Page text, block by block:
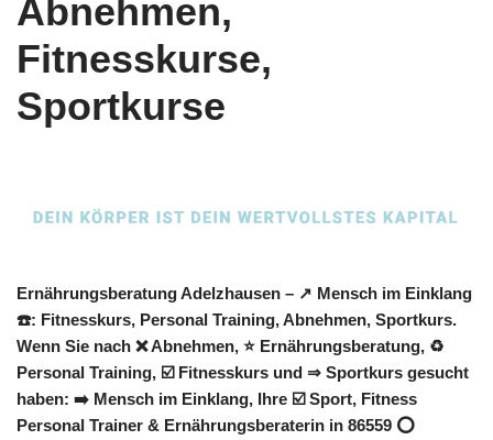
Abnehmen,
Fitnesskurse,
Sportkurse
Ernährungsberatung Adelzhausen – ↗️ Mensch im Einklang
☎️: Fitnesskurs, Personal Training, Abnehmen, Sportkurs.
Wenn Sie nach ❌ Abnehmen, ⭐ Ernährungsberatung, ♻
Personal Training, ☑️ Fitnesskurs und ⇒ Sportkurs gesucht
haben: ➡️ Mensch im Einklang, Ihre ☑️ Sport, Fitness
Personal Trainer & Ernährungsberaterin in 86559 ⭕